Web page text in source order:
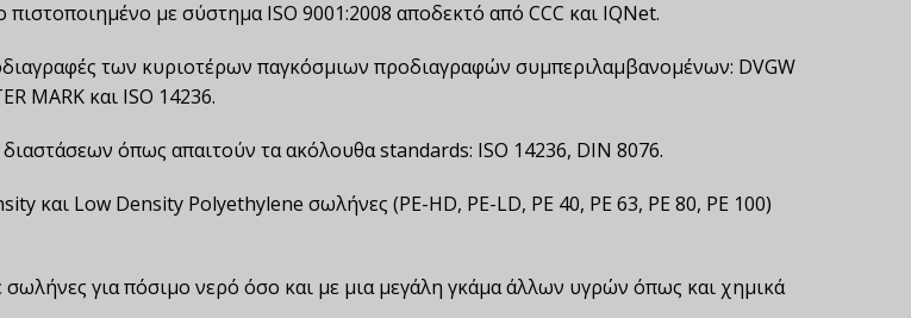
με σύστημα ISO 9001:2008 αποδεκτό από CCC και IQNet.
των κυριοτέρων παγκόσμιων προδιαγραφών συμπεριλαμβανομένων: DVGW
MARK και ISO 14236.
όπως απαιτούν τα ακόλουθα standards: ISO 14236, DIN 8076.
και Low Density Polyethylene σωλήνες (PE-HD, PE-LD, PE 40, PE 63, PE 80, PE 100)
για πόσιμο νερό όσο και με μια μεγάλη γκάμα άλλων υγρών όπως και χημικά